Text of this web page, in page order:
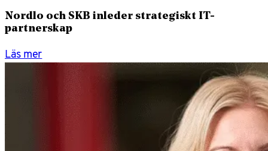
Nordlo och SKB inleder strategiskt IT-
partnerskap
Läs mer